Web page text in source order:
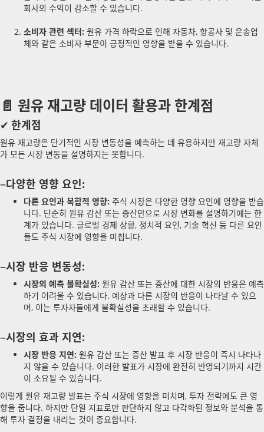
회사의 수익이 감소할 수 있습니다.
소비자 관련 섹터: 원유 가격 하락으로 인해 자동차, 항공사 및 운송업
체와 같은 소비자 부문이 긍정적인 영향을 받을 수 있습니다.
📄 원유 재고량 데이터 활용과 한계점
✔ 한계점
원유 재고량은 단기적인 시장 변동성을 예측하는 데 유용하지만 재고량 자체
가 모든 시장 변동을 설명하지는 못합니다.
–다양한 영향 요인:
다른 요인과 복합적 영향: 주식 시장은 다양한 영향 요인에 영향을 받습
니다. 단순히 원유 감산 또는 증산만으로 시장 변화를 설명하기에는 한
계가 있습니다. 글로벌 경제 상황, 정치적 요인, 기술 혁신 등 다른 요인
들도 주식 시장에 영향을 미칩니다.
–시장 반응 변동성:
시장의 예측 불확실성: 원유 감산 또는 증산에 대한 시장의 반응은 예측
하기 어려울 수 있습니다. 예상과 다른 시장의 반응이 나타날 수 있으
며, 이는 투자자들에게 불확실성을 초래할 수 있습니다.
–시장의 효과 지연:
시장 반응 지연: 원유 감산 또는 증산 발표 후 시장 반응이 즉시 나타나
지 않을 수 있습니다. 이러한 발표가 시장에 완전히 반영되기까지 시간
이 소요될 수 있습니다.
이렇게 원유 재고량 발표는 주식 시장에 영향을 미치며, 투자 전략에도 큰 영
향을 줍니다. 하지만 단일 지표로만 판단하지 않고 다각화된 정보와 분석을 통
해 투자 결정을 내리는 것이 중요합니다.